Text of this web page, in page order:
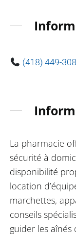
(418) 449-
La pharmacie
sécurité à
disponibilité
location
marchettes,
conseils
guider les aînés